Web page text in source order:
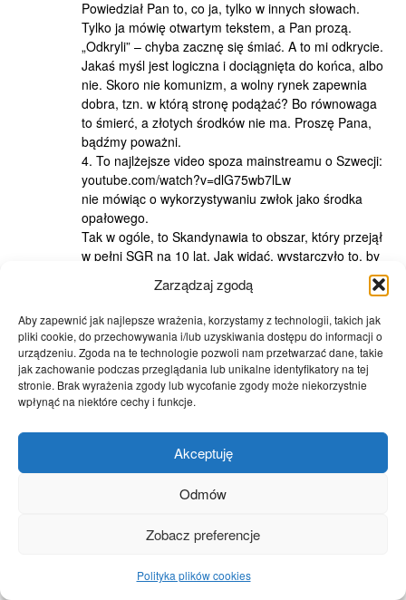
Zarządzaj zgodą
Aby zapewnić jak najlepsze wrażenia, korzystamy z technologii, takich jak
pliki cookie, do przechowywania i/lub uzyskiwania dostępu do informacji o
urządzeniu. Zgoda na te technologie pozwoli nam przetwarzać dane, takie
jak zachowanie podczas przeglądania lub unikalne identyfikatory na tej
stronie. Brak wyrażenia zgody lub wycofanie zgody może niekorzystnie
wpłynąć na niektóre cechy i funkcje.
Akceptuję
Odmów
Zobacz preferencje
Polityka plików cookies
Powiedział Pan to, co ja, tylko w innych słowach.
Tylko ja mówię otwartym tekstem, a Pan prozą.
„Odkryli” – chyba zacznę się śmiać. A to mi odkrycie.
Jakaś myśl jest logiczna i dociągnięta do końca, albo
nie. Skoro nie komunizm, a wolny rynek zapewnia
dobra, tzn. w którą stronę podążać? Bo równowaga
to śmierć, a złotych środków nie ma. Proszę Pana,
bądźmy poważni.
4. To najlżejsze video spoza mainstreamu o Szwecji:
youtube.com/watch?v=dlG75wb7lLw
nie mówiąc o wykorzystywaniu zwłok jako środka
opałowego.
Tak w ogóle, to Skandynawia to obszar, który przejął
w pełni SGR na 10 lat. Jak widać, wystarczyło to, by
a długu publicznego by nie było, gdyby nie socjaliści
:DDD za kogo Pan ma swoich rozmówców?
wiktor
19/08/2010 at 22:51
1. Takie bajeczki to ciemny lud kupował w XIX wieku.
,,skoro prawa pracownicze chronią pracownika
gorzej niż rynek (a tak jest w istocie), to znaczy, że
Co to za infantylna dychotomia(prawa pracownicze-
wolny rynek) . Prawa pracownicze nie mają być
tychże praw oraz zasad rynku.
zatrudnieniem – to nie jest fantazja, to po prostu